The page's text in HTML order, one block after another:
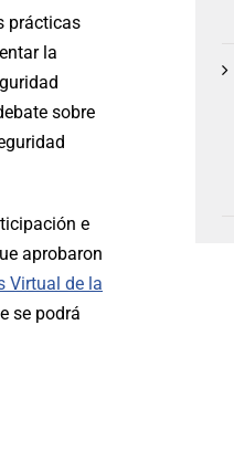
prácticas
la
sobre
e
aprobaron
Virtual de la
se podrá